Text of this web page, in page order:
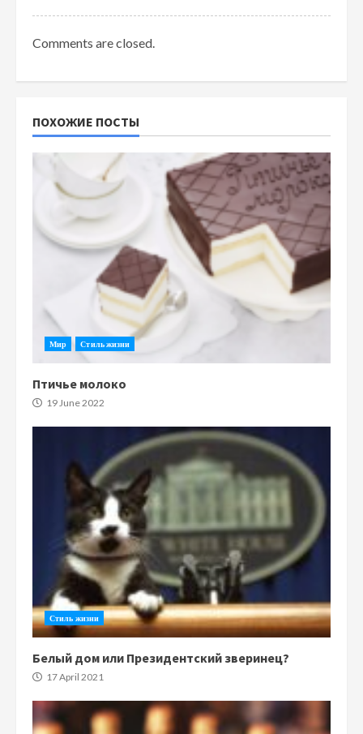
Comments are closed.
ПОХОЖИЕ ПОСТЫ
Мир Стиль жизни
Птичье молоко
19 June 2022
Стиль жизни
Белый дом или Президентский зверинец?
17 April 2021